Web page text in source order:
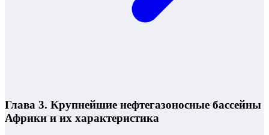
Глава 3. Крупнейшие нефтегазоносные бассейны
Африки и их характеристика